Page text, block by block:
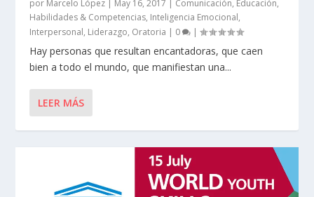
por Marcelo López | May 16, 2017 | Comunicación, Educación,
Habilidades & Competencias, Inteligencia Emocional,
Interpersonal, Liderazgo, Oratoria | 0 |
Hay personas que resultan encantadoras, que caen
bien a todo el mundo, que manifiestan una...
LEER MÁS